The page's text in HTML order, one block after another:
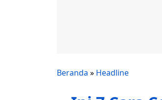
Beranda » Headline